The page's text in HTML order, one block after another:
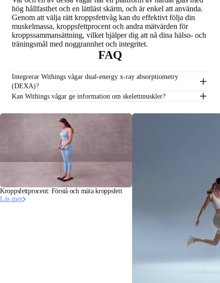
hög hållfasthet och en lättläst skärm, och är enkel att använda.
Genom att välja rätt kroppsfettvåg kan du effektivt följa din
muskelmassa, kroppsfettprocent och andra mätvärden för
kroppssammansättning, vilket hjälper dig att nå dina hälso- och
träningsmål med noggrannhet och integritet.
FAQ
Integrerar Withings vågar dual-energy x-ray absorptiometry
(DEXA)?
Kan Withings vågar ge information om skelettmuskler?
Kroppsfettprocent: Förstå och mäta kroppsfett
Läs mer